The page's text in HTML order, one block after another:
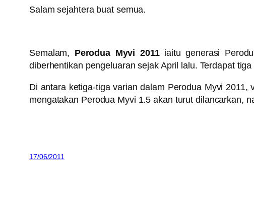
Salam sejahtera buat semua.
Semalam, Perodua Myvi 2011iaitu generasi
diberhentikan pengeluaran sejak April lalu. Terdapat
Di antara ketiga-tiga varian dalam Perodua Myvi
mengatakan Perodua Myvi 1.5 akan turut dilancarkan,
17/06/2011